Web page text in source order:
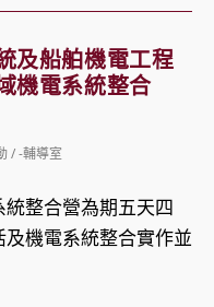
及船舶機電工程
機電系統整合
/-輔導室
整合營為期五天四
機電系統整合實作並